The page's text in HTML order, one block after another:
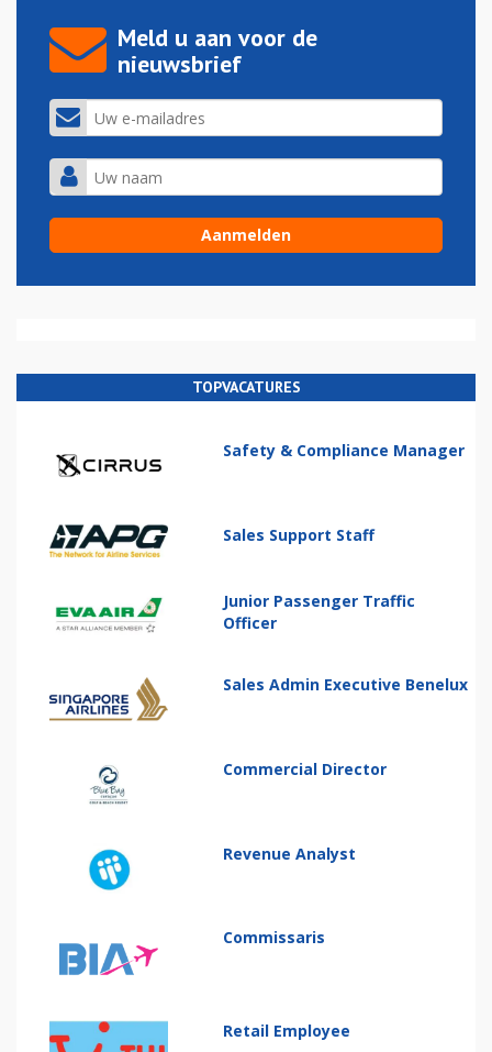
Meld u aan voor de
nieuwsbrief
TOPVACATURES
Safety & Compliance Manager
Sales Support Staff
Junior Passenger Traffic
Officer
Sales Admin Executive Benelux
Commercial Director
Revenue Analyst
Commissaris
Retail Employee